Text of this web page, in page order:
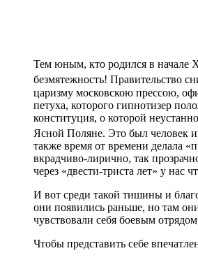
Тем юным, кто родился в начале
безмятежность! Правительство
царизму московскою прессою,
петуха, которого гипнотизер
конституция, о которой
Ясной Поляне. Это был человек
также время от времени делала
вкрадчиво-лирично, так
через «двести-триста лет» у нас
И вот среди такой тишины и
они появились раньше, но там
чувствовали себя боевым
Чтобы представить себе